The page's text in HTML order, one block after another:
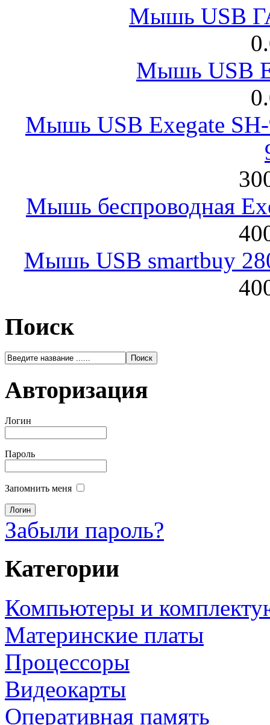
Мышь USB
Мышь USB
Мышь USB Exegate
Мышь беспроводная
Мышь USB smartbuy
Поиск
Авторизация
Логин
Пароль
Запомнить меня
Забыли пароль?
Категории
Компьютеры и
Материнские платы
Процессоры
Видеокарты
Оперативная память